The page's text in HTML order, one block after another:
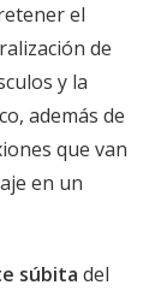
el
de
y la
además de
que van
en un
súbita del